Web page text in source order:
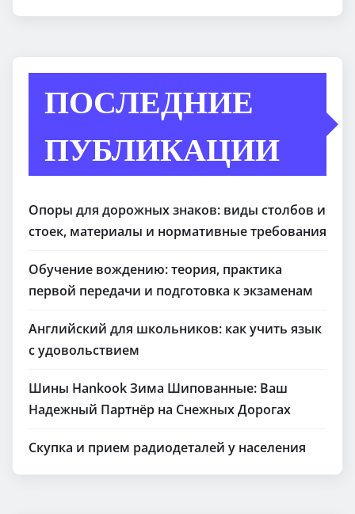
ПОСЛЕДНИЕ
ПУБЛИКАЦИИ
Опоры для дорожных знаков: виды столбов и
стоек, материалы и нормативные требования
Обучение вождению: теория, практика
первой передачи и подготовка к экзаменам
Английский для школьников: как учить язык
с удовольствием
Шины Hankook Зима Шипованные: Ваш
Надежный Партнёр на Снежных Дорогах
Скупка и прием радиодеталей у населения